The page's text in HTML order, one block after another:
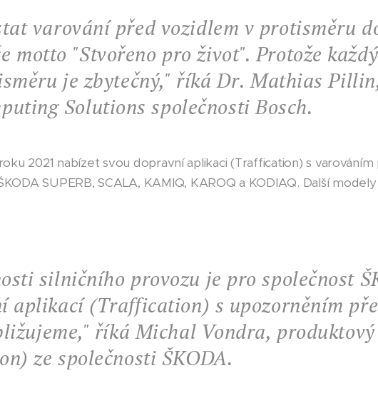
varování před vozidlem v protisměru
motto "Stvořeno pro život". Protože
je zbytečný," říkáDr. Mathias
Solutions společnosti Bosch.
2021 nabízet svou dopravní aplikaci (Traffication) s
SUPERB, SCALA, KAMIQ, KAROQ a KODIAQ. Další
silničního provozu je pro společnost
aplikací (Traffication) s upozorněním
říkáMichal Vondra,
ze společnosti ŠKODA.